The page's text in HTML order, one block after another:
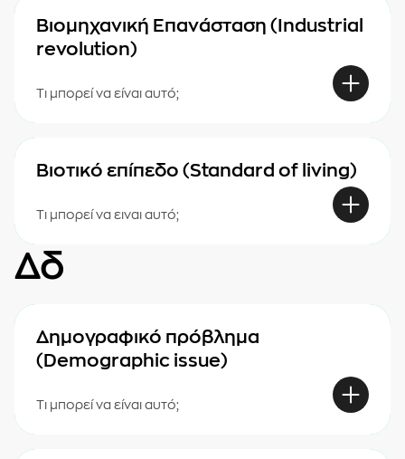
Βιομηχανική Επανάσταση (Industrial
revolution)
Τι μπορεί να είναι αυτό;
Βιοτικό επίπεδο (Standard of living)
Τι μπορεί να ειναι αυτό;
Δδ
Δημογραφικό πρόβλημα
(Demographic issue)
Τι μπορεί να είναι αυτό;